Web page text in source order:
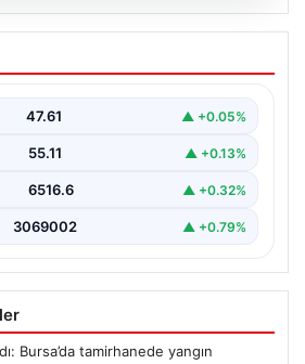
Ailesinin 34 Yıllık
Dönüştü: İkiz Kızlarıyla
Abuzer (71) ve Zeynep Yıldırım
47.61 ▲ +0.05%
55.11 ▲ +0.13%
6516.6 ▲ +0.32%
3069002 ▲ +0.79%
Bursa’da tamirhanede yangın